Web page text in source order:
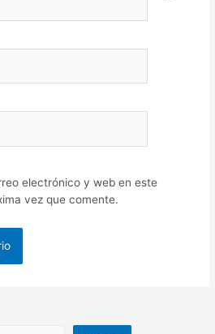
electrónico y web en este
vez que comente.